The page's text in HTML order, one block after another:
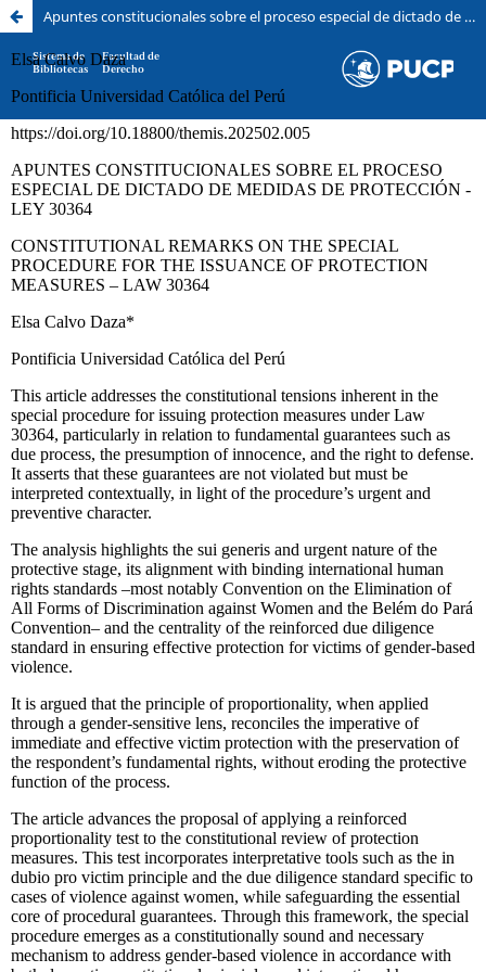
Sistema de
Bibliotecas
Facultad de
Derecho
Apuntes constitucionales sobre el proceso especial de dictado de medidas de protección - Ley 30364